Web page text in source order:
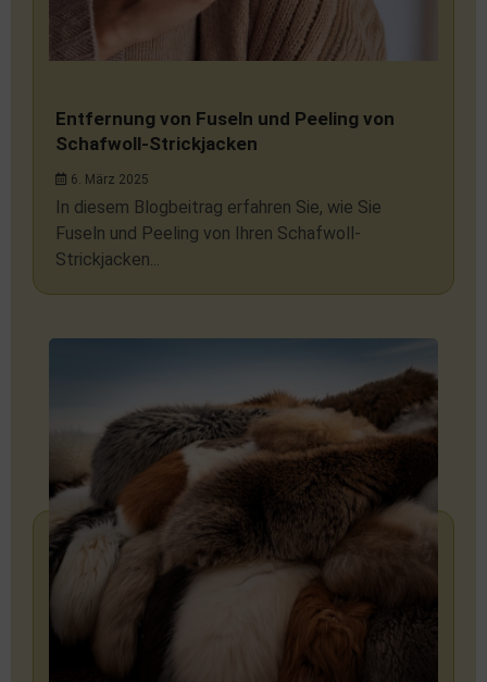
Entfernung von Fuseln und Peeling von
Schafwoll-Strickjacken
6. März 2025
In diesem Blogbeitrag erfahren Sie, wie Sie
Fuseln und Peeling von Ihren Schafwoll-
Strickjacken...